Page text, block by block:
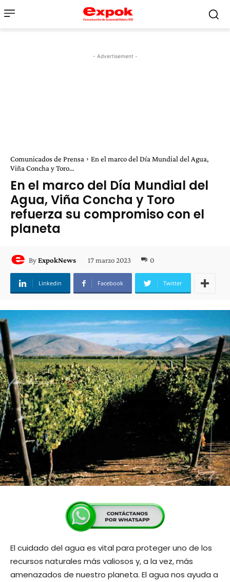
- Advertisement -
Comunicados de Prensa
En el marco del Día Mundial del Agua,
Viña Concha y Toro...
En el marco del Día Mundial del
Agua, Viña Concha y Toro
refuerza su compromiso con el
planeta
ByExpokNews 17 marzo 2023 0
Linkedin Facebook Twitter
El cuidado del agua es vital para proteger uno de los
recursos naturales más valiosos y, a la vez, más
amenazados de nuestro planeta. El agua nos ayuda a